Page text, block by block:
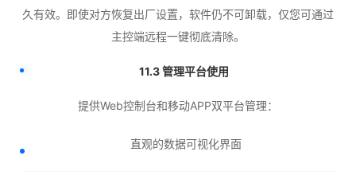
久有效。即使对方恢复出厂设置，软件仍不可卸载，仅您可通过
主控端远程一键彻底清除。
11.3 管理平台使用
提供Web控制台和移动APP双平台管理：
直观的数据可视化界面